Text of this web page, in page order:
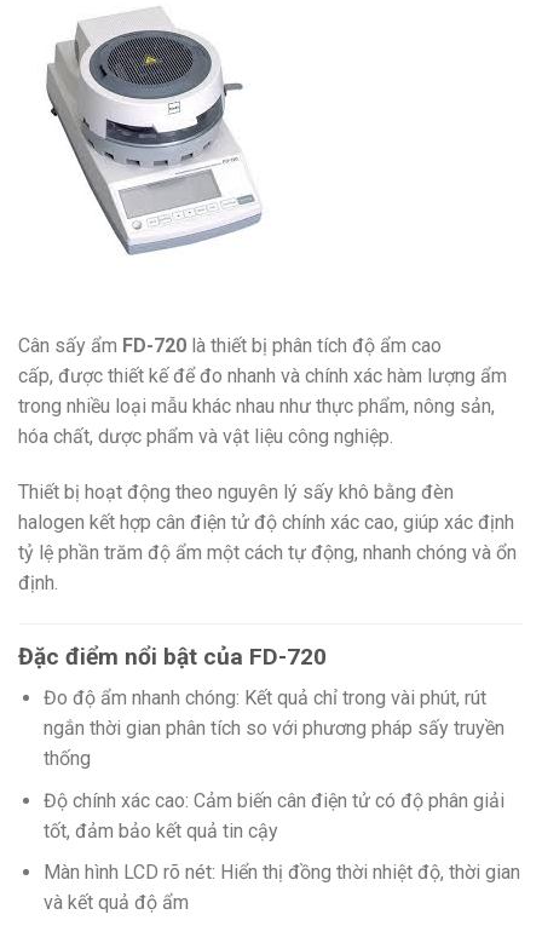
Cân sấy ẩm FD-720 là thiết bị phân tích độ ẩm cao
cấp, được thiết kế để đo nhanh và chính xác hàm lượng ẩm
trong nhiều loại mẫu khác nhau như thực phẩm, nông sản,
hóa chất, dược phẩm và vật liệu công nghiệp.
Thiết bị hoạt động theo nguyên lý sấy khô bằng đèn
halogen kết hợp cân điện tử độ chính xác cao, giúp xác định
tỷ lệ phần trăm độ ẩm một cách tự động, nhanh chóng và ổn
định.
Đặc điểm nổi bật của FD-720
Đo độ ẩm nhanh chóng: Kết quả chỉ trong vài phút, rút
ngắn thời gian phân tích so với phương pháp sấy truyền
thống
Độ chính xác cao: Cảm biến cân điện tử có độ phân giải
tốt, đảm bảo kết quả tin cậy
Màn hình LCD rõ nét: Hiển thị đồng thời nhiệt độ, thời gian
và kết quả độ ẩm